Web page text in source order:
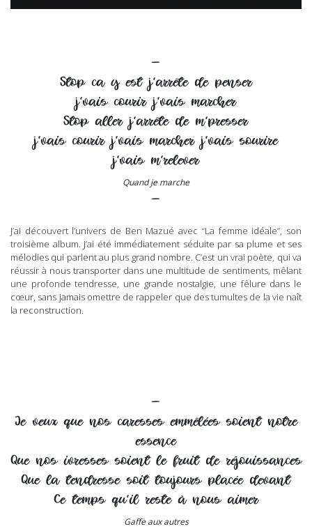
–
Stop ca y est j’arrête de penser
j’vais courir j’vais marcher
Stop aller j’arrête de m’presser
j’vais courir j’vais marcher j’vais sourire
j’vais m’relever
Quand je marche
–
J’ai découvert l’univers de Ben Mazué avec “La femme idéale”, son
troisième album. J’ai été immédiatement séduite par sa plume et ses
mélodies qui parlent au plus grand nombre. C’est un vrai poète, qui va
réussir à nous transporter dans une multitude de sentiments, mêlant
une profonde tendresse, une grande nostalgie, une fêlure dans le
cœur, sans jamais omettre de rappeler que des tumultes de la vie naît
la reconstruction.
–
Je veux que nos caresses emmêlées soient notre
essence
Que nos ivresses soient le fruit de réjouissances
Que la tendresse soit toujours placée devant
Ce temps qu’il reste à nous aimer
Gaffe aux autres